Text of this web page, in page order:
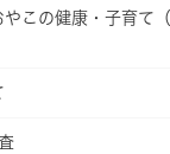
やこの健康・子育て